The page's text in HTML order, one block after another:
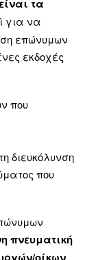
τα
για να
επώνυμων
εκδοχές
που
διευκόλυνση
που
πνευματική